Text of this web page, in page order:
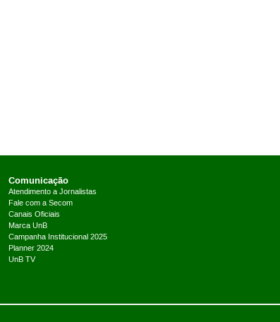
Comunicação
Atendimento a Jornalistas
Fale com a Secom
Canais Oficiais
Marca UnB
Campanha Institucional 2025
Planner 2024
UnB TV